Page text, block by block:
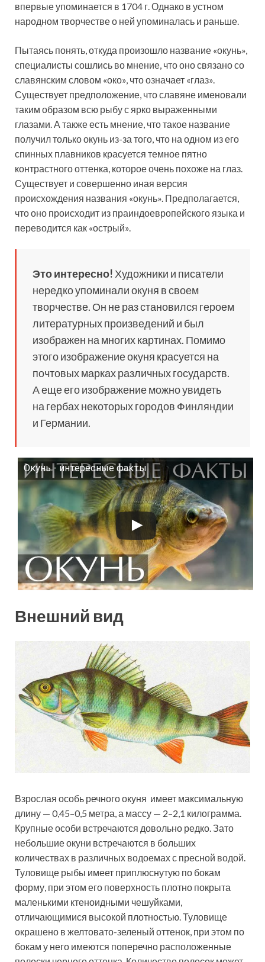
впервые упоминается в 1704 г. Однако в устном
народном творчестве о ней упоминалась и раньше.
Пытаясь понять, откуда произошло название «окунь»,
специалисты сошлись во мнение, что оно связано со
славянским словом «око», что означает «глаз».
Существует предположение, что славяне именовали
таким образом всю рыбу с ярко выраженными
глазами. А также есть мнение, что такое название
получил только окунь из-за того, что на одном из его
спинных плавников красуется темное пятно
контрастного оттенка, которое очень похоже на глаз.
Существует и совершенно иная версия
происхождения названия «окунь». Предполагается,
что оно происходит из праиндоевропейского языка и
переводится как «острый».
Это интересно! Художники и писатели
нередко упоминали окуня в своем
творчестве. Он не раз становился героем
литературных произведений и был
изображен на многих картинах. Помимо
этого изображение окуня красуется на
почтовых марках различных государств.
А еще его изображение можно увидеть
на гербах некоторых городов Финляндии
и Германии.
Окунь - интересные факты
Смотрите это видео на YouTube
Внешний вид
Взрослая особь речного окуня имеет максимальную
длину — 0,45–0,5 метра, а массу — 2–2,1 килограмма.
Крупные особи встречаются довольно редко. Зато
небольшие окуни встречаются в больших
количествах в различных водоемах с пресной водой.
Туловище рыбы имеет приплюснутую по бокам
форму, при этом его поверхность плотно покрыта
маленькими ктеноидными чешуйками,
отличающимися высокой плотностью. Туловище
окрашено в желтовато-зеленый оттенок, при этом по
бокам у него имеются поперечно расположенные